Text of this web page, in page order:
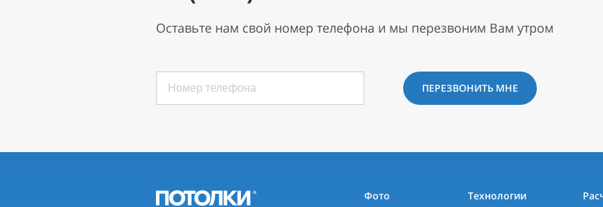
Оставьте нам свой номер телефона и мы перезвоним Вам утром
ПЕРЕЗВОНИТЬ МНЕ
Фото Технологии